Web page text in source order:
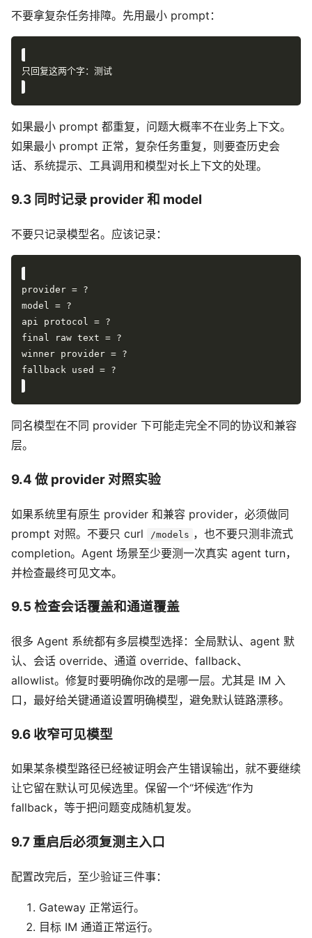
不要拿复杂任务排障。先用最小 prompt：
如果最小 prompt 都重复，问题大概率不在业务上下文。
如果最小 prompt 正常，复杂任务重复，则要查历史会
话、系统提示、工具调用和模型对长上下文的处理。
9.3 同时记录 provider 和 model
不要只记录模型名。应该记录：
同名模型在不同 provider 下可能走完全不同的协议和兼容
层。
9.4 做 provider 对照实验
如果系统里有原生 provider 和兼容 provider，必须做同
prompt 对照。不要只 curl
/models ，也不要只测非流式
completion。Agent 场景至少要测一次真实 agent turn，
并检查最终可见文本。
9.5 检查会话覆盖和通道覆盖
很多 Agent 系统都有多层模型选择：全局默认、agent 默
认、会话 override、通道 override、fallback、
allowlist。修复时要明确你改的是哪一层。尤其是 IM 入
口，最好给关键通道设置明确模型，避免默认链路漂移。
9.6 收窄可见模型
如果某条模型路径已经被证明会产生错误输出，就不要继续
让它留在默认可见候选里。保留一个“坏候选”作为
fallback，等于把问题变成随机复发。
9.7 重启后必须复测主入口
配置改完后，至少验证三件事：
Gateway 正常运行。
目标 IM 通道正常运行。